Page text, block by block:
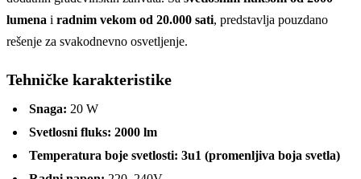
lumena i radnim vekom od 20.000 sati, predstavlja pouzdano
rešenje za svakodnevno osvetljenje.
Tehničke karakteristike
Snaga: 20 W
Svetlosni fluks: 2000 lm
Temperatura boje svetlosti: 3u1 (promenljiva boja svetla)